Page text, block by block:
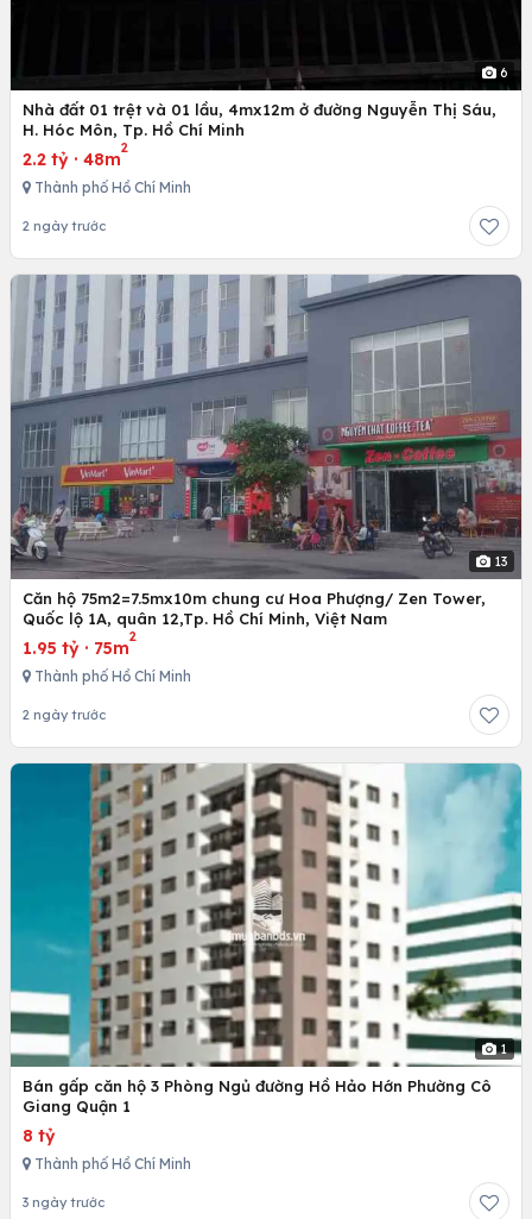
6
Nhà đất 01 trệt và 01 lầu, 4mx12m ở đường Nguyễn Thị Sáu,
H. Hóc Môn, Tp. Hồ Chí Minh
2.2 tỷ · 48m
2
Thành phố Hồ Chí Minh
2 ngày trước
13
Căn hộ 75m2=7.5mx10m chung cư Hoa Phượng/ Zen Tower,
Quốc lộ 1A, quân 12,Tp. Hồ Chí Minh, Việt Nam
1.95 tỷ · 75m
2
Thành phố Hồ Chí Minh
2 ngày trước
1
Bán gấp căn hộ 3 Phòng Ngủ đường Hồ Hảo Hớn Phường Cô
Giang Quận 1
8 tỷ
Thành phố Hồ Chí Minh
3 ngày trước